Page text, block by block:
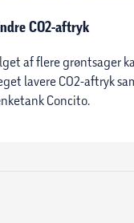
CO2-aftryk
af flere grøntsager
lavere CO2-aftryk
Concito.